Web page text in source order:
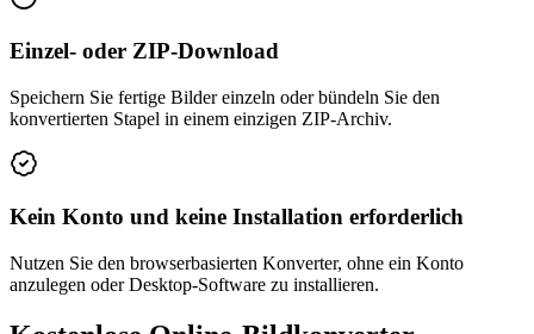
Einzel- oder ZIP-Download
Speichern Sie fertige Bilder einzeln oder bündeln Sie den
konvertierten Stapel in einem einzigen ZIP-Archiv.
Kein Konto und keine Installation erforderlich
Nutzen Sie den browserbasierten Konverter, ohne ein Konto
anzulegen oder Desktop-Software zu installieren.